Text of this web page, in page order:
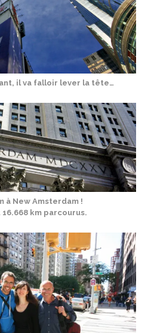
il va falloir lever la tête…
à New Amsterdam !
16.668 km parcourus.